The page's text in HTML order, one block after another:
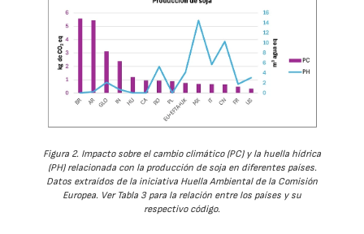
Figura 2. Impacto sobre el cambio climático (PC) y la huella hídrica
(PH) relacionada con la producción de soja en diferentes países.
Datos extraídos de la iniciativa Huella Ambiental de la Comisión
Europea. Ver Tabla 3 para la relación entre los países y su
respectivo código.